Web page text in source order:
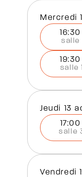
16:30
salle
19:30
salle
jeudi 13
salle
vendredi